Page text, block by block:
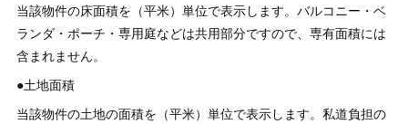
当該物件の床面積を（平米）単位で表示します。バルコニー・ベ
ランダ・ポーチ・専用庭などは共用部分ですので、専有面積には
含まれません。
●土地面積
当該物件の土地の面積を（平米）単位で表示します。私道負担の